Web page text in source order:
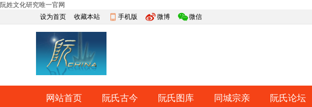
阮姓文化研究唯一官网
设为首页
收藏本站 手机版 微博 微信
快捷导航
网站首页 阮氏古今 阮氏图库 同城宗亲 阮氏论坛